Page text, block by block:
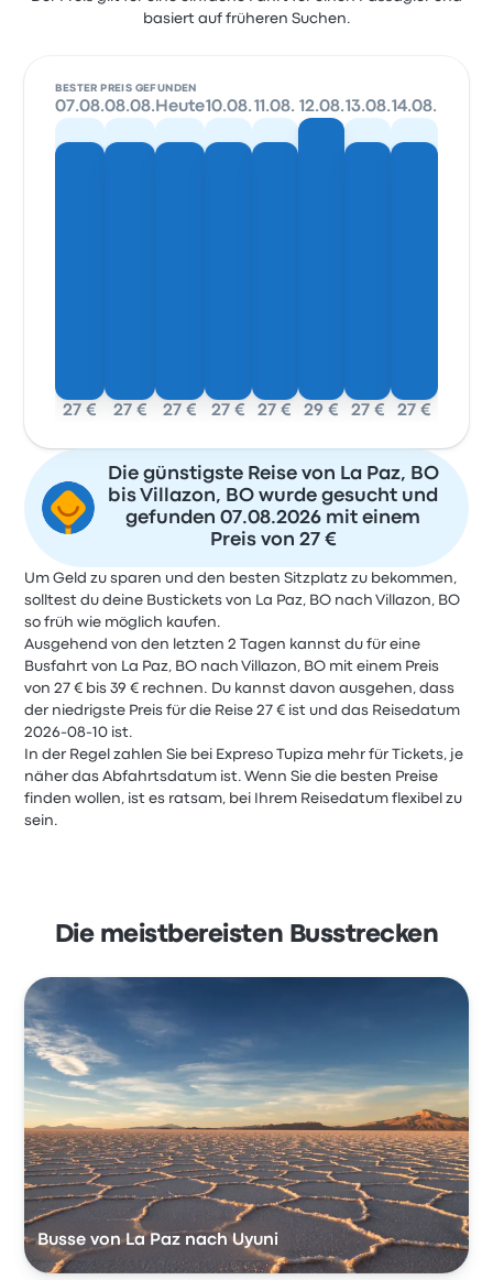
basiert auf früheren Suchen.
BESTER PREIS GEFUNDEN
07.08.
27 €
08.08.
27 €
Heute
27 €
10.08.
27 €
11.08.
27 €
12.08.
29 €
13.08.
27 €
14.08.
27 €
Die günstigste Reise von La Paz, BO
bis Villazon, BO wurde gesucht und
gefunden 07.08.2026 mit einem
Preis von 27 €
Um Geld zu sparen und den besten Sitzplatz zu bekommen,
solltest du deine Bustickets von La Paz, BO nach Villazon, BO
so früh wie möglich kaufen.
Ausgehend von den letzten 2 Tagen kannst du für eine
Busfahrt von La Paz, BO nach Villazon, BO mit einem Preis
von 27 € bis 39 € rechnen. Du kannst davon ausgehen, dass
der niedrigste Preis für die Reise 27 € ist und das Reisedatum
2026-08-10 ist.
In der Regel zahlen Sie bei Expreso Tupiza mehr für Tickets, je
näher das Abfahrtsdatum ist. Wenn Sie die besten Preise
finden wollen, ist es ratsam, bei Ihrem Reisedatum flexibel zu
sein.
Die meistbereisten Busstrecken
Busse von La Paz nach Uyuni